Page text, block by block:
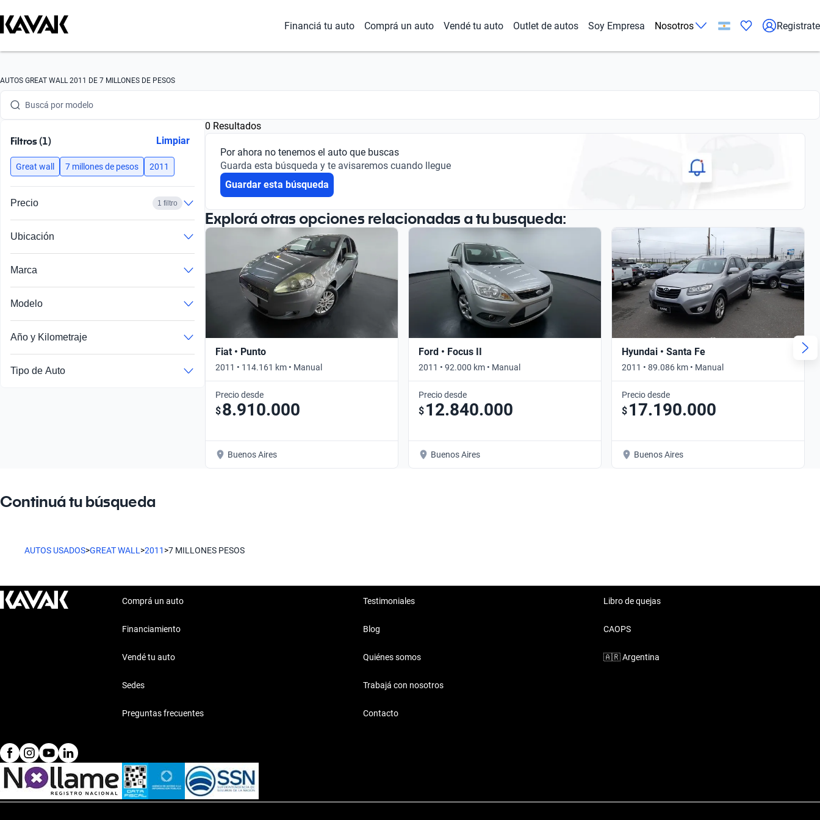
Financiá tu auto Comprá un auto Vendé tu auto Outlet de autos Soy Empresa Nosotros Registrate
AUTOS GREAT WALL 2011 DE 7 MILLONES DE PESOS
Buscá por marca
Buscá por modelo
Buscá por año
Buscá por marca
Buscá por versión
Buscá por año
Filtros (1) Limpiar
Great wall 7 millones de pesos 2011
Precio 1 filtro
Ubicación
Marca
Modelo
Año y Kilometraje
Tipo de Auto
0 Resultados
Por ahora no tenemos el auto que buscas
Guarda esta búsqueda y te avisaremos cuando llegue
Guardar esta búsqueda
Explorá otras opciones relacionadas a tu busqueda:
Fiat • Punto
2011 • 114.161 km • Manual
Precio desde
$8.910.000
Buenos Aires
Ford • Focus II
2011 • 92.000 km • Manual
Precio desde
$ 12.840.000
Buenos Aires
Hyundai • Santa Fe
2011 • 89.086 km • Manual
Precio desde
$ 17.190.000
Buenos Aires
Continuá tu búsqueda
AUTOS USADOS>GREAT WALL >2011 >7 MILLONES PESOS
Comprá un auto
Financiamiento
Vendé tu auto
Sedes
Preguntas frecuentes
Testimoniales
Blog
Quiénes somos
Trabajá con nosotros
Contacto
Libro de quejas
CAOPS
🇦🇷 Argentina